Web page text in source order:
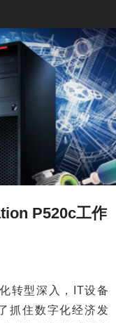
P520c工作
转型深入，IT设备
抓住数字化经济发